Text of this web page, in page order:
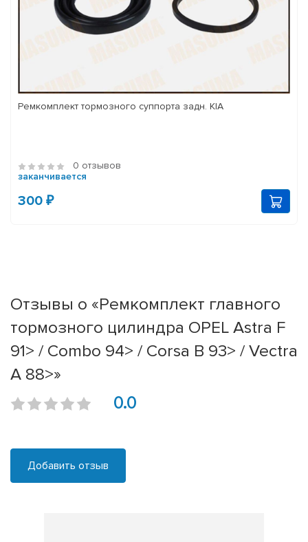
Ремкомплект тормозного суппорта задн. KIA
0 отзывов
заканчивается
300 ₽
Отзывы о «Ремкомплект главного
тормозного цилиндра OPEL Astra F
91> / Combo 94> / Corsa B 93> / Vectra
A 88>»
0.0
Добавить отзыв